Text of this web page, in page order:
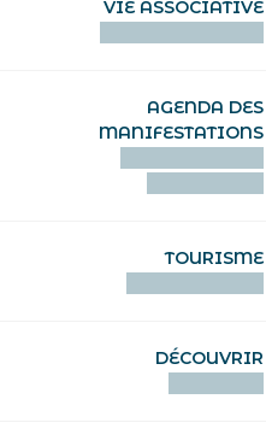
VIE ASSOCIATIVE
AGENDA DES
MANIFESTATIONS
TOURISME
DÉCOUVRIR